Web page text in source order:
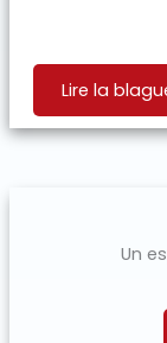
Lire la
Un